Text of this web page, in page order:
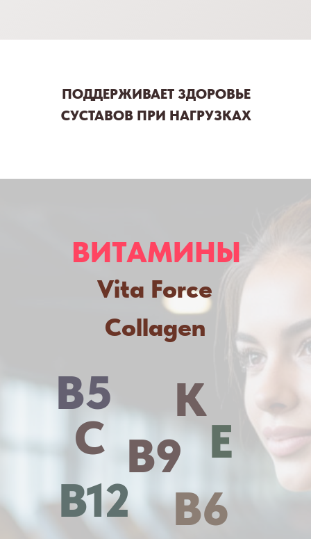
ПОДДЕРЖИВАЕТ ЗДОРОВЬЕ
СУСТАВОВ ПРИ НАГРУЗКАХ
ВИТАМИНЫ
C
K
E
B5
B6
B9
B12
Vita Force
Collagen